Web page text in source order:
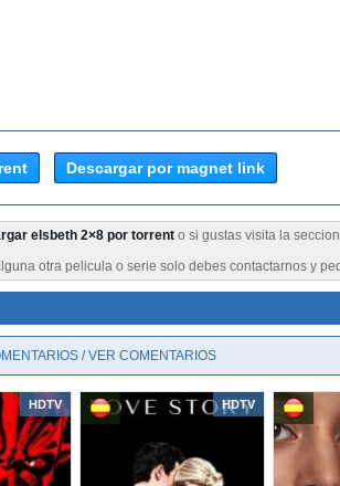
Descargar por magnet link
elsbeth 2×8 por torrent o si gustas visita la
otra pelicula o serie solo debes contactarnos y
/ VER COMENTARIOS
HDTV HDTV